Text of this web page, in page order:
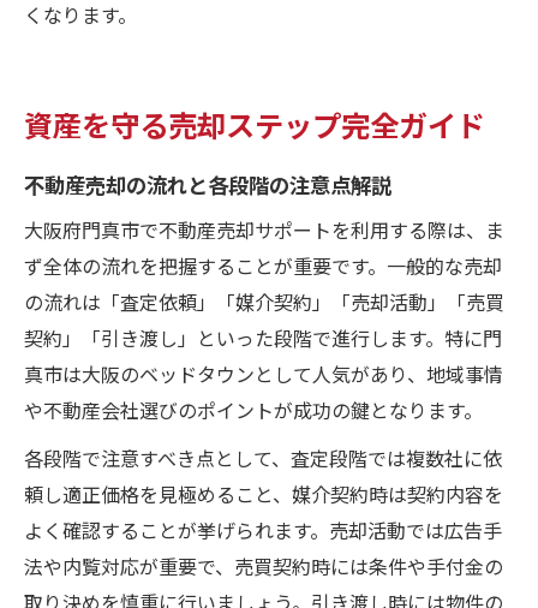
くなります。
資産を守る売却ステップ完全ガイド
不動産売却の流れと各段階の注意点解説
大阪府門真市で不動産売却サポートを利用する際は、ま
ず全体の流れを把握することが重要です。一般的な売却
の流れは「査定依頼」「媒介契約」「売却活動」「売買
契約」「引き渡し」といった段階で進行します。特に門
真市は大阪のベッドタウンとして人気があり、地域事情
や不動産会社選びのポイントが成功の鍵となります。
各段階で注意すべき点として、査定段階では複数社に依
頼し適正価格を見極めること、媒介契約時は契約内容を
よく確認することが挙げられます。売却活動では広告手
法や内覧対応が重要で、売買契約時には条件や手付金の
取り決めを慎重に行いましょう。引き渡し時には物件の